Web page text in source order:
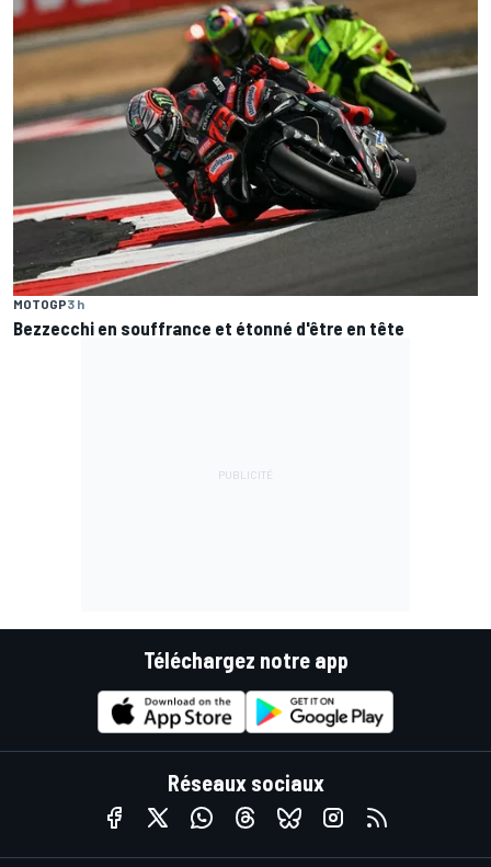
MOTOGP3 h
Bezzecchi en souffrance et étonné d'être en tête
Téléchargez notre app
Réseaux sociaux